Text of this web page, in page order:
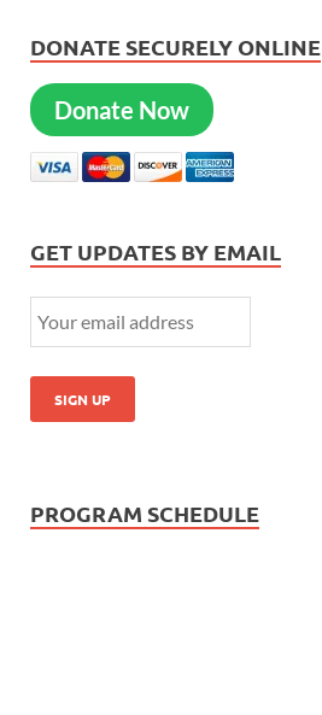
DONATE SECURELY ONLINE
Donate Now
GET UPDATES BY EMAIL
PROGRAM SCHEDULE